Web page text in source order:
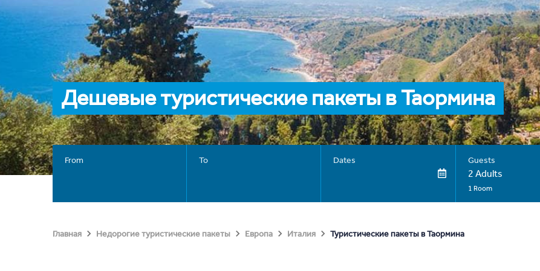
Дешевые туристические пакеты в Таормина
From To Dates Guests
2 Adults
1 Room
Главная Недорогие туристические пакеты Европа Италия Туристические пакеты в Таормина